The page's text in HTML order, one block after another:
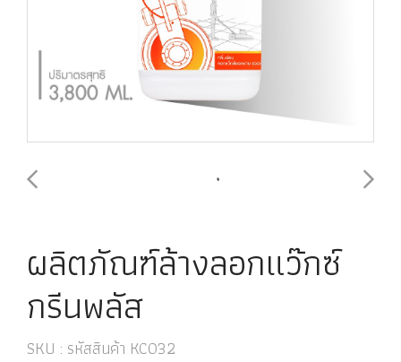
ผลิตภัณฑ์ล้างลอกแว๊กซ์
กรีนพลัส
SKU : รหัสสินค้า KC032